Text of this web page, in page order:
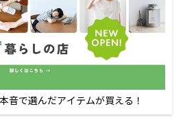
音で選んだアイテムが買える！